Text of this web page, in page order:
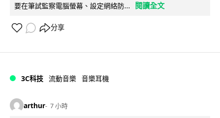
要在筆試監察電腦螢幕、設定網絡防...
閱讀全文
分享
3C科技 流動音樂 音樂耳機
arthur 7 小時